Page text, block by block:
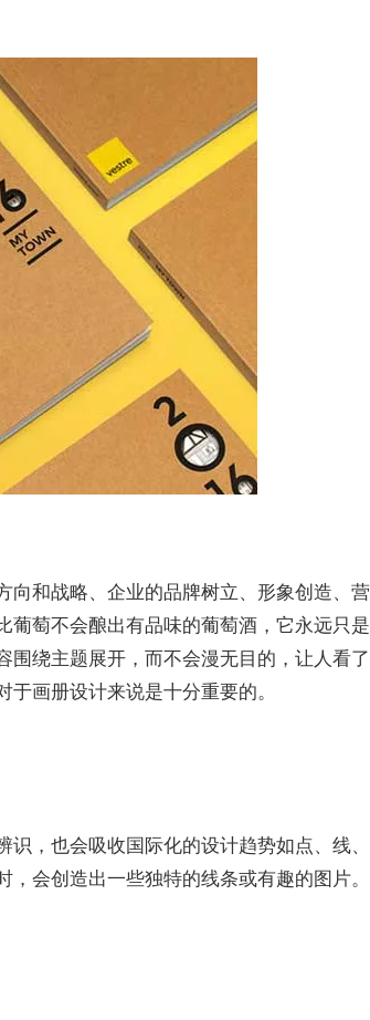
向和战略、企业的品牌树立、形象创造、
葡萄不会酿出有品味的葡萄酒，它永远只
围绕主题展开，而不会漫无目的，让人看
画册设计来说是十分重要的。
识，也会吸收国际化的设计趋势如点、线
会创造出一些独特的线条或有趣的图片。